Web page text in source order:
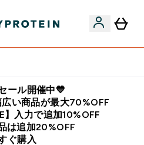
ール開催中💙
い商品が最大70%OFF
】入力で追加10%OFF
は追加20%OFF
ぐ購入